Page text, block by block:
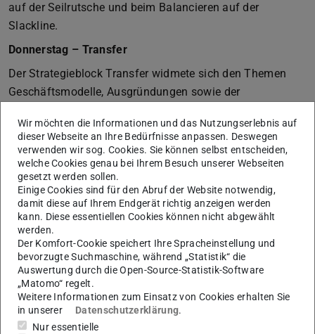
auf der Seilrutsche und beim Balancieren auf der
Slackline.
Donnerstag – Transfer
Der Strategieblock Transfer widmete sich den Themen
Geschäftsmodelle, Ausgründungen sowie der
Wir möchten die Informationen und das Nutzungserlebnis auf
dieser Webseite an Ihre Bedürfnisse anpassen. Deswegen
verwenden wir sog. Cookies. Sie können selbst entscheiden,
welche Cookies genau bei Ihrem Besuch unserer Webseiten
gesetzt werden sollen.
Einige Cookies sind für den Abruf der Website notwendig,
damit diese auf Ihrem Endgerät richtig anzeigen werden
kann. Diese essentiellen Cookies können nicht abgewählt
werden.
Der Komfort-Cookie speichert Ihre Spracheinstellung und
bevorzugte Suchmaschine, während „Statistik“ die
Auswertung durch die Open-Source-Statistik-Software
„Matomo“ regelt.
Weitere Informationen zum Einsatz von Cookies erhalten Sie
in unserer
Datenschutzerklärung.
Nur essentielle